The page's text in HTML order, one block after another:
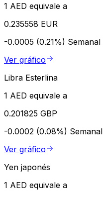
1 AED equivale a
0.235558 EUR
-0.0005 (0.21%) Semanal
Ver gráfico
Libra Esterlina
1 AED equivale a
0.201825 GBP
-0.0002 (0.08%) Semanal
Ver gráfico
Yen japonés
1 AED equivale a